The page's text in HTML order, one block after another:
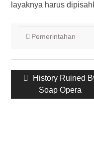
layaknya harus
Pemerintahan
Post
navigation
Previous
post:
History Ruined
Soap Opera